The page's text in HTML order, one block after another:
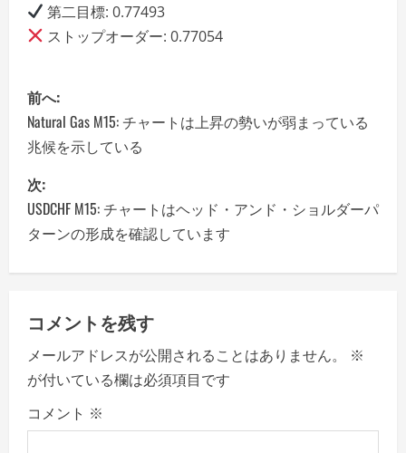
第二目標: 0.77493
ストップオーダー: 0.77054
P
o
s
t
n
a
v
i
g
a
前へ:
Natural Gas M15: チャートは上昇の勢いが弱まっている
兆候を示している
次:
USDCHF M15: チャートはヘッド・アンド・ショルダーパ
ターンの形成を確認しています
コメントを残す
メールアドレスが公開されることはありません。
※
が付いている欄は必須項目です
コメント ※